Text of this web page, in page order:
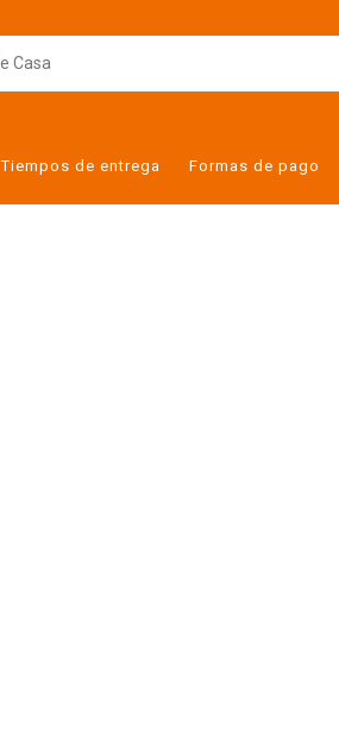
Tiempos de entrega Formas de pago